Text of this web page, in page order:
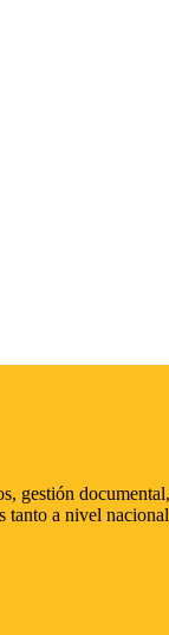
gestión
tanto a nivel